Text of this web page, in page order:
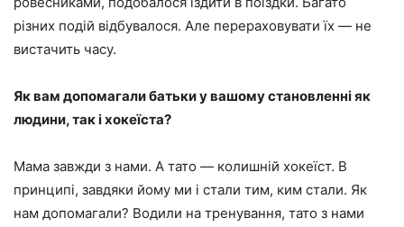
різних подій відбувалося. Але перераховувати їх — не
вистачить часу.
Як вам допомагали батьки у вашому становленні як
людини, так і хокеїста?
Мама завжди з нами. А тато — колишній хокеїст. В
принципі, завдяки йому ми і стали тим, ким стали. Як
нам допомагали? Водили на тренування, тато з нами